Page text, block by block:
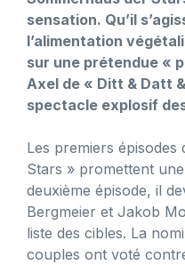
sensation. Qu’il
l’alimentation
sur une prétendue «
Axel de « Ditt & Datt
spectacle explosif
Les premiers
Stars » promettent
deuxième épisode, il
Bergmeier et Jakob
liste des cibles. La
couples ont voté